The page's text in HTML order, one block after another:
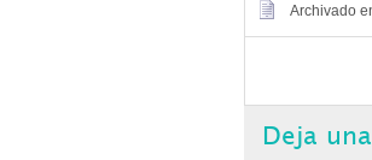
Archivado
Deja